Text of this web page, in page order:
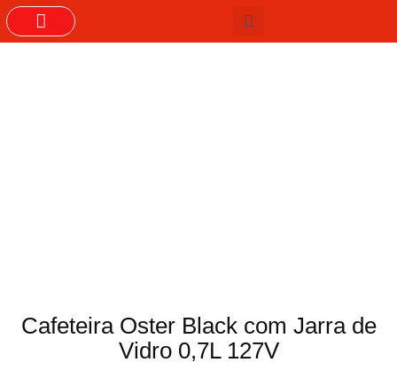
Cafeteira Oster Black com Jarra de
Vidro 0,7L 127V